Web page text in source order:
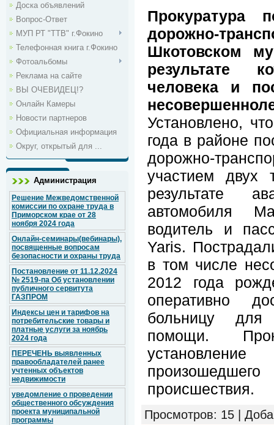
Доска объявлений
Вопрос-Ответ
МУП РТ "ТТВ" г.Фокино
Телефонная книга г.Фокино
Фотоальбомы
Реклама на сайте
ВЫ ОЧЕВИДЕЦ!?
Онлайн Камеры
Новости партнеров
Официальная информация
Округ, открытый для ...
Администрация
Решение Межведомственной
комиссии по охране труда в
Приморском крае от 28
ноября 2024 года
Онлайн-семинары(вебинары),
посвященные вопросам
безопасности и охраны труда
Постановление от 11.12.2024
№ 2519-па Об установлении
публичного сервитута
ГАЗПРОМ
Индексы цен и тарифов на
потребительские товары и
платные услуги за ноябрь
2024 года
ПЕРЕЧЕНЬ выявленных
правообладателей ранее
учтенных объектов
недвижимости
уведомление о проведении
общественного обсуждения
проекта муниципальной
программы
Прокуратура
дорожно-
Шкотовском
результате
человека и
Установлено,
года в районе
дорожно-
участием двух
результате
автомобиля
водитель и
Yaris.
в том числе
2012 года
оперативно
больницу для
помощи.
происшествия.
Просмотров: 15 |